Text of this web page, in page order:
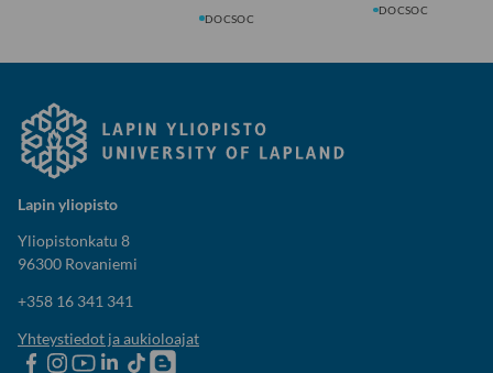
DOCSOC
DOCSOC
Lapin yliopisto
Yliopistonkatu 8
96300 Rovaniemi
+358 16 341 341
Yhteystiedot ja aukioloajat
LapinLapinLapinLapinLapinOpiskelijaelämää-